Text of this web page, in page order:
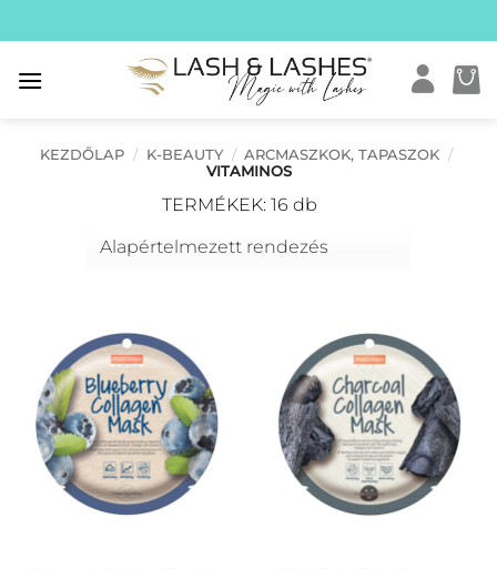
to
content
KEZDŐLAP / K-BEAUTY / ARCMASZKOK, TAPASZOK /
VITAMINOS
TERMÉKEK: 16 db